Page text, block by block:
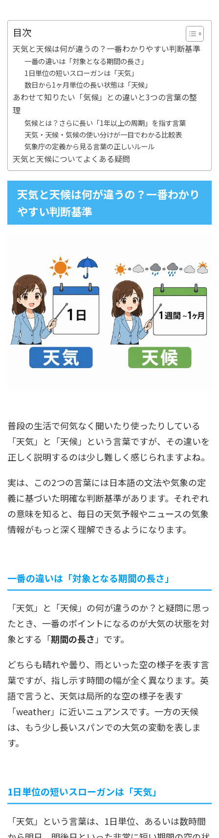
目次
天気と天候は何が違うの？一番わかりやすい判断基準
一番の違いは「対象となる期間の長さ」
1日単位の短いスローガンは「天気」
数日から1ヶ月単位の長い状態は「天候」
あわせて知りたい「気候」との違いと3つの言葉の整
理
気候とは？さらに長い「1年以上の周期」を指す言葉
天気・天候・気候の使い分けが一目でわかる比較表
気象庁の定義から見る言葉の正しいルール
天気と天候についてよくある疑問
天気と天候は何が違うの？一番わかり
やすい判断基準
普段の生活で何気なく聞いたり使ったりしている
「天気」と「天候」という言葉ですが、その違いを
正しく説明するのは少し難しく感じられますよね。
実は、この2つの言葉には日本語の文法や気象の定
義に基づいた明確な判断基準があります。それぞれ
の意味を知ると、毎日の天気予報やニュースの気象
情報がもっと深く理解できるようになります。
一番の違いは「対象となる期間の長さ」
「天気」と「天候」の何が違うのか？と疑問に思っ
たとき、一番のポイントになるのが大気の状態を対
象とする「期間の長さ 」です。
どちらも晴れや曇り、雨といった空の様子を表す言
葉ですが、指し示す時間の幅が全く異なります。英
語で言うと、天気は局所的な空の様子を表す
「weather」に近いニュアンスです。一方の天候
は、もう少し長いスパンでの大気の変動を表しま
す。
1日単位の短いスローガンは「天気」
「天気」という言葉は、1日単位、あるいは数時間